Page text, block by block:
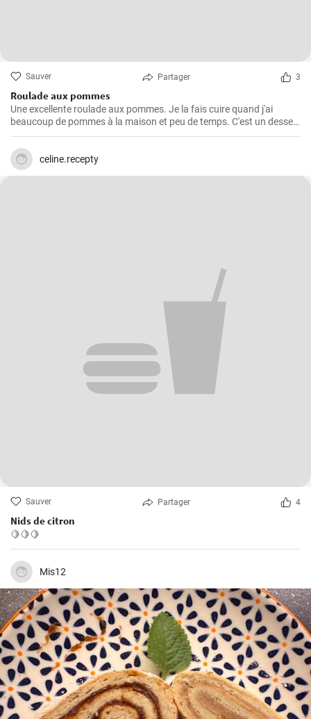
Sauver Partager 3
Roulade aux pommes
Une excellente roulade aux pommes. Je la fais cuire quand j'ai
beaucoup de pommes à la maison et peu de temps. C'est un dessert
rapide et facile qui plait toujours.
celine.recepty
Sauver Partager 4
Nids de citron
🍋🍋🍋
Mis12